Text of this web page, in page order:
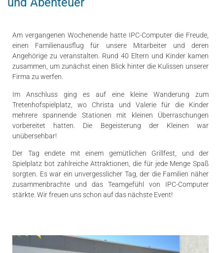
Am vergangenen Wochenende hatte IPC-Computer die Freude,
einen Familienausflug für unsere Mitarbeiter und deren
Angehörige zu veranstalten. Rund 40 Eltern und Kinder kamen
zusammen, um zunächst einen Blick hinter die Kulissen unserer
Firma zu werfen.
Im Anschluss ging es auf eine kleine Wanderung zum
Tretenhofspielplatz, wo Christa und Valerie für die Kinder
mehrere spannende Stationen mit kleinen Überraschungen
vorbereitet hatten. Die Begeisterung der Kleinen war
unübersehbar!
Der Tag endete mit einem gemütlichen Grillfest, und der
Spielplatz bot zahlreiche Attraktionen, die für jede Menge Spaß
sorgten. Es war ein unvergesslicher Tag, der die Familien näher
zusammenbrachte und das Teamgefühl von IPC-Computer
stärkte. Wir freuen uns schon auf das nächste Event!